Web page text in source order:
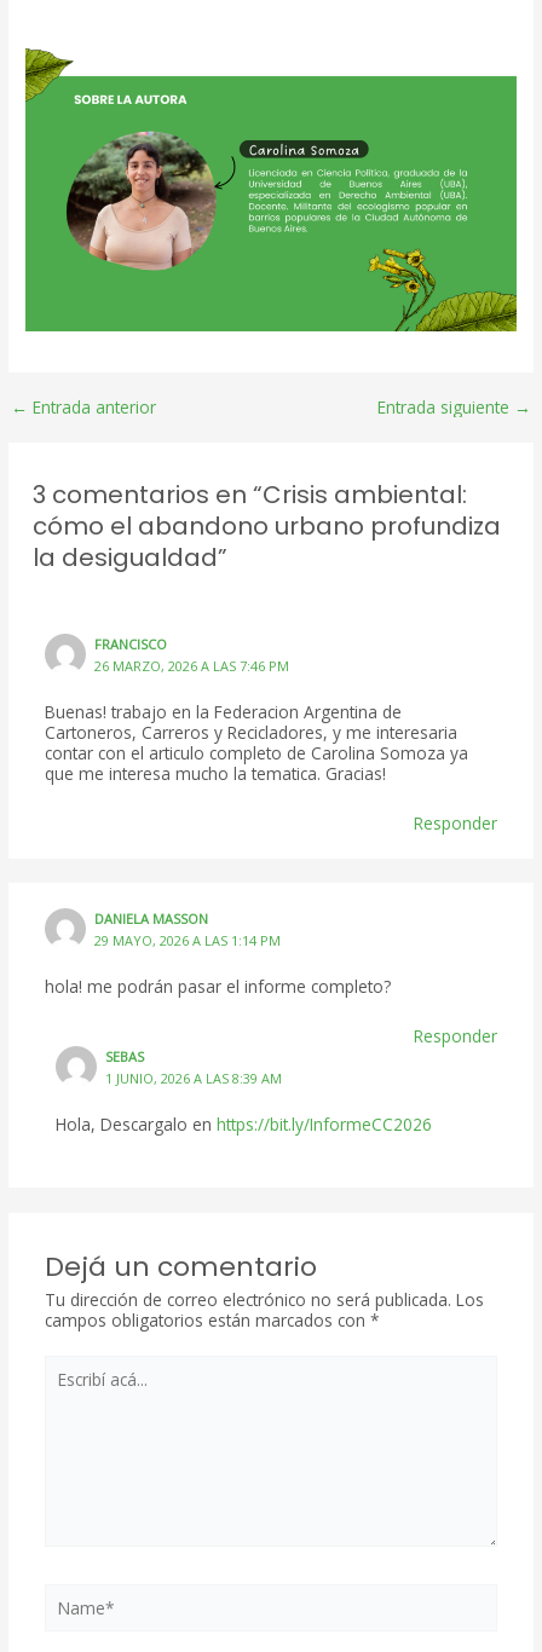
Post
← Entrada anterior Entrada siguiente →
3 comentarios en “Crisis ambiental:
cómo el abandono urbano profundiza
la desigualdad”
FRANCISCO
26 MARZO, 2026 A LAS 7:46 PM
Buenas! trabajo en la Federacion Argentina de
Cartoneros, Carreros y Recicladores, y me interesaria
contar con el articulo completo de Carolina Somoza ya
que me interesa mucho la tematica. Gracias!
Responder
DANIELA MASSON
29 MAYO, 2026 A LAS 1:14 PM
hola! me podrán pasar el informe completo?
Responder
SEBAS
1 JUNIO, 2026 A LAS 8:39 AM
Hola, Descargalo en https://bit.ly/InformeCC2026
Dejá un comentario
Tu dirección de correo electrónico no será publicada. Los
campos obligatorios están marcados con *
acá...